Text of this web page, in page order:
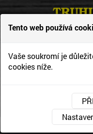
Tento web používá
Vaše soukromí je
cookies níže.